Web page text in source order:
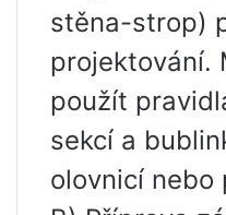
stěna-strop)
projektování.
použít
sekcí a
olovnicí nebo